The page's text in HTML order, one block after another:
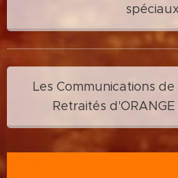
Les Communications
Retraités